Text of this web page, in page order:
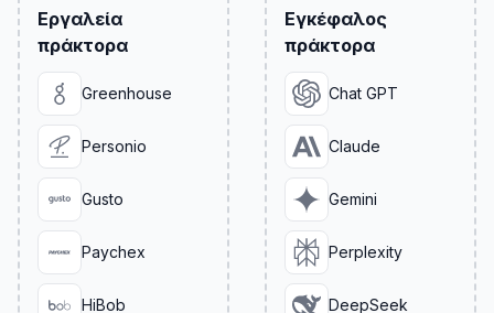
Εργαλεία
πράκτορα
Greenhouse
Personio
Gusto
Paychex
HiBob
Εγκέφαλος
πράκτορα
Chat GPT
Claude
Gemini
Perplexity
DeepSeek